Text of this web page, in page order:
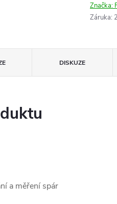
Značka:
Záruka:
DISKUZE
a měření spár